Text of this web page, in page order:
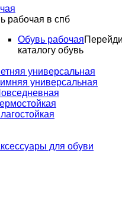
Обувь рабочая
каталогу обувь
универсальная
универсальная
для обуви